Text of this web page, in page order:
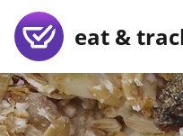
eat &